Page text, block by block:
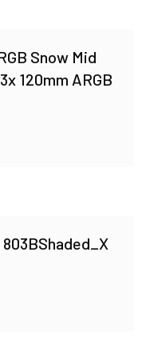
Snow Mid
120mm ARGB